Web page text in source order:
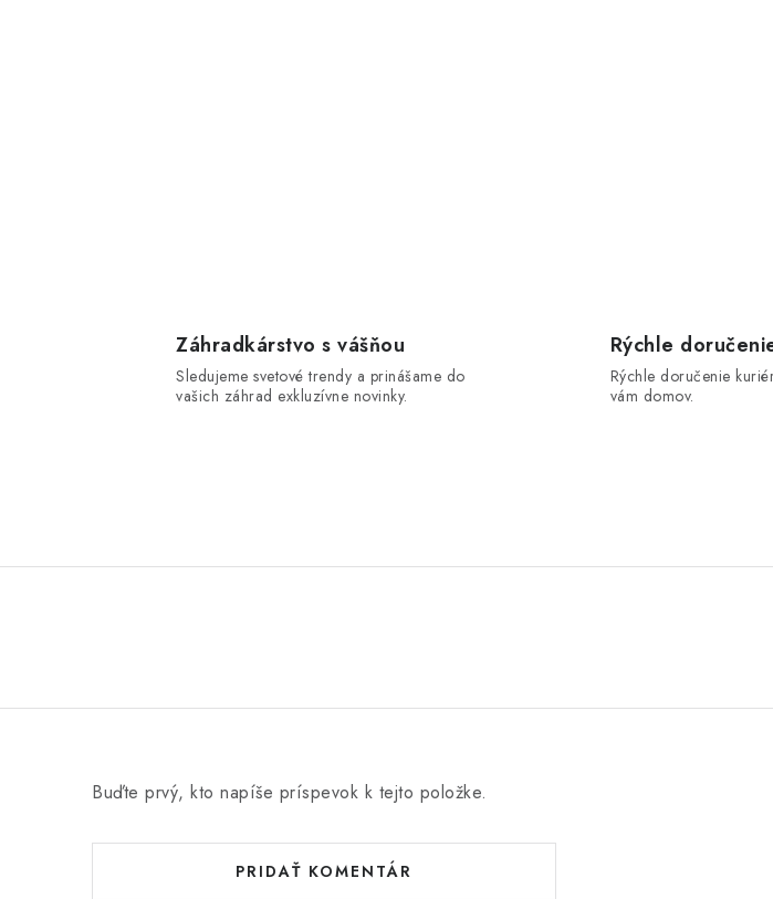
Záhradkárstvo s vášňou
Sledujeme svetové trendy a prinášame do
vašich záhrad exkluzívne novinky.
Rýchle
Rýchle doručenie
vám domov.
Buďte prvý, kto napíše príspevok k tejto položke.
PRIDAŤ KOMENTÁR